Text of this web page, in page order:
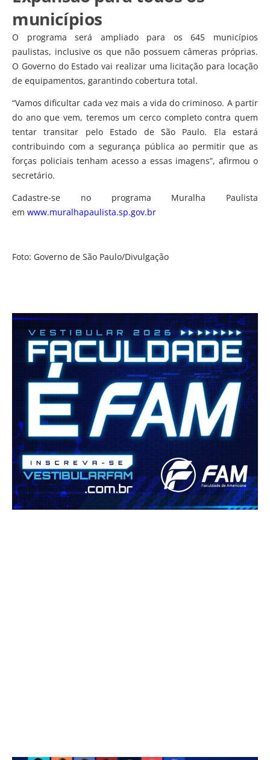
municípios
O programa será ampliado para os 645 municípios
paulistas, inclusive os que não possuem câmeras próprias.
O Governo do Estado vai realizar uma licitação para locação
de equipamentos, garantindo cobertura total.
“Vamos dificultar cada vez mais a vida do criminoso. A partir
do ano que vem, teremos um cerco completo contra quem
tentar transitar pelo Estado de São Paulo. Ela estará
contribuindo com a segurança pública ao permitir que as
forças policiais tenham acesso a essas imagens”, afirmou o
secretário.
Cadastre-se no programa Muralha Paulista
em www.muralhapaulista.sp.gov.br
Foto: Governo de São Paulo/Divulgação